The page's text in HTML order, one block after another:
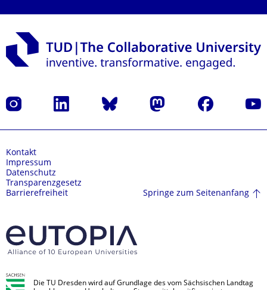
Instagram LinkedIn Bluesky Mastodon Facebook
Kontakt
Impressum
Datenschutz
Transparenzgesetz
Barrierefreiheit
Springe zum Seitenanfang
Die TU Dresden wird auf Grundlage des vom Sächsischen Landtag